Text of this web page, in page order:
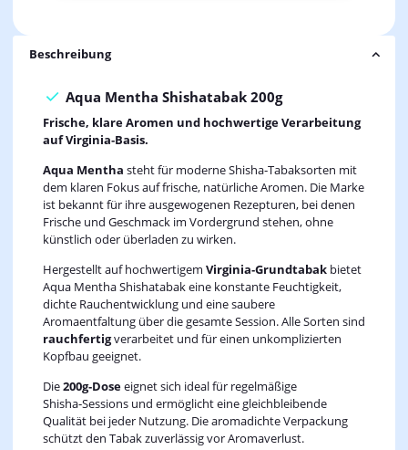
Beschreibung
Aqua Mentha Shishatabak 200g
Frische, klare Aromen und hochwertige Verarbeitung
auf Virginia‑Basis.
Aqua Mentha steht für moderne Shisha‑Tabaksorten mit
dem klaren Fokus auf frische, natürliche Aromen. Die Marke
ist bekannt für ihre ausgewogenen Rezepturen, bei denen
Frische und Geschmack im Vordergrund stehen, ohne
künstlich oder überladen zu wirken.
Hergestellt auf hochwertigem Virginia‑Grundtabakbietet
Aqua Mentha Shishatabak eine konstante Feuchtigkeit,
dichte Rauchentwicklung und eine saubere
Aromaentfaltung über die gesamte Session. Alle Sorten sind
rauchfertigverarbeitet und für einen unkomplizierten
Kopfbau geeignet.
Die200g‑Doseeignet sich ideal für regelmäßige
Shisha‑Sessions und ermöglicht eine gleichbleibende
Qualität bei jeder Nutzung. Die aromadichte Verpackung
schützt den Tabak zuverlässig vor Aromaverlust.